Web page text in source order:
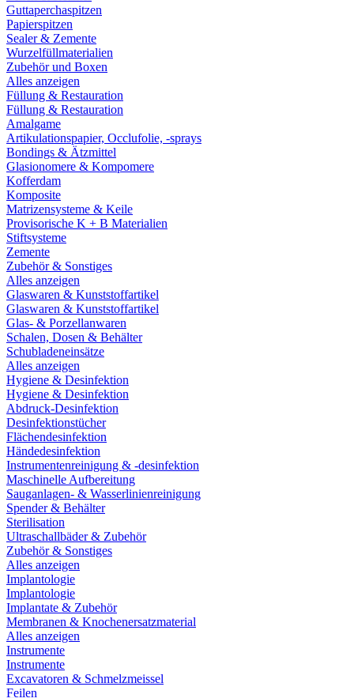
Guttaperchaspitzen
Papierspitzen
Sealer & Zemente
Wurzelfüllmaterialien
Zubehör und Boxen
Alles anzeigen
Füllung & Restauration
Füllung & Restauration
Amalgame
Artikulationspapier, Occlufolie, -sprays
Bondings & Ätzmittel
Glasionomere & Kompomere
Kofferdam
Komposite
Matrizensysteme & Keile
Provisorische K + B Materialien
Stiftsysteme
Zemente
Zubehör & Sonstiges
Alles anzeigen
Glaswaren & Kunststoffartikel
Glaswaren & Kunststoffartikel
Glas- & Porzellanwaren
Schalen, Dosen & Behälter
Schubladeneinsätze
Alles anzeigen
Hygiene & Desinfektion
Hygiene & Desinfektion
Abdruck-Desinfektion
Desinfektionstücher
Flächendesinfektion
Händedesinfektion
Instrumentenreinigung & -desinfektion
Maschinelle Aufbereitung
Sauganlagen- & Wasserlinienreinigung
Spender & Behälter
Sterilisation
Ultraschallbäder & Zubehör
Zubehör & Sonstiges
Alles anzeigen
Implantologie
Implantologie
Implantate & Zubehör
Membranen & Knochenersatzmaterial
Alles anzeigen
Instrumente
Instrumente
Excavatoren & Schmelzmeissel
Feilen